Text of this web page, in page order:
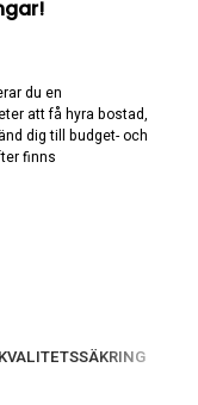
du en
att få hyra bostad,
dig till budget- och
finns